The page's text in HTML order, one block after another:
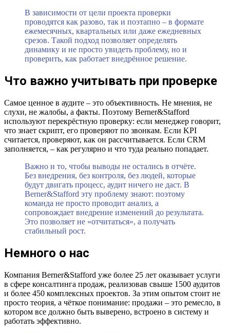
В зависимости от цели проекта проверки
проводятся как разово, так и поэтапно – в формате
ежемесячных, квартальных или даже ежедневных
срезов. Такой подход позволяет определять
динамику и не просто увидеть проблему, но и
проверить, как работает внедрённое решение.
Что важно учитывать при проверке
Самое ценное в аудите – это объективность. Не мнения, не
слухи, не жалобы, а факты. Поэтому Berner&Stafford
используют перекрёстную проверку: если менеджер говорит,
что знает скрипт, его проверяют по звонкам. Если KPI
считается, проверяют, как он рассчитывается. Если CRM
заполняется, – как регулярно и что туда реально попадает.
Важно и то, чтобы выводы не остались в отчёте.
Без внедрения, без контроля, без людей, которые
будут двигать процесс, аудит ничего не даст. В
Berner&Stafford эту проблему знают: поэтому
команда не просто проводит анализ, а
сопровождает внедрение изменений до результата.
Это позволяет не «отчитаться», а получать
стабильный рост.
Немного о нас
Компания Berner&Stafford уже более 25 лет оказывает услуги
в сфере консалтинга продаж, реализовав свыше 1500 аудитов
и более 450 комплексных проектов. За этим опытом стоит не
просто теория, а чёткое понимание: продажи – это ремесло, в
котором все должно быть выверено, встроено в систему и
работать эффективно.